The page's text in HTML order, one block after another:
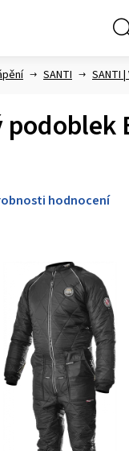
SANTI SANTI
hodnocení